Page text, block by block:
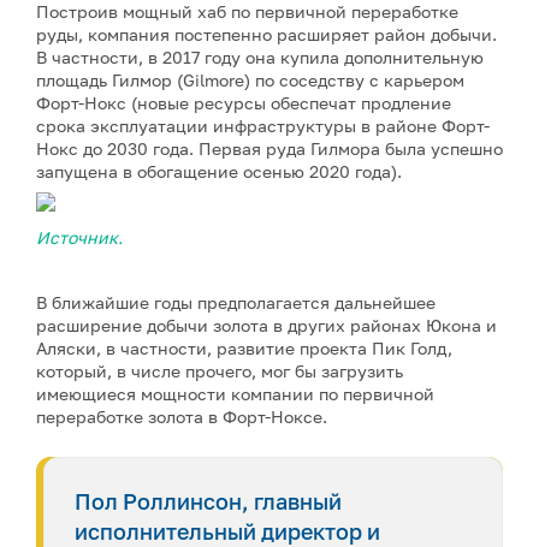
Построив мощный хаб по первичной переработке
руды, компания постепенно расширяет район добычи.
В частности, в 2017 году она купила дополнительную
площадь Гилмор (Gilmore) по соседству с карьером
Форт-Нокс (новые ресурсы обеспечат продление
срока эксплуатации инфраструктуры в районе Форт-
Нокс до 2030 года. Первая руда Гилмора была успешно
запущена в обогащение осенью 2020 года).
Источник.
В ближайшие годы предполагается дальнейшее
расширение добычи золота в других районах Юкона и
Аляски, в частности, развитие проекта Пик Голд,
который, в числе прочего, мог бы загрузить
имеющиеся мощности компании по первичной
переработке золота в Форт-Ноксе.
Пол Роллинсон, главный
исполнительный директор и